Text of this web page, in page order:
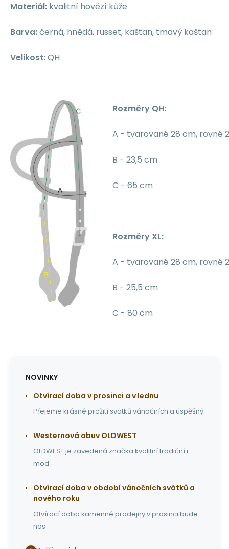
Materiál: kvalitní hovězí kůže
Barva:černá, hnědá, russet, kaštan, tmavý kaštan
Velikost:QH
Rozměry QH:
A - tvarované 28 cm, rovné
B - 23,5 cm
C - 65 cm
Rozměry XL:
A - tvarované 28 cm, rovné
B - 25,5 cm
C - 80 cm
NOVINKY
Otvírací doba v prosinci a v lednu
Přejeme krásné prožití svátků vánočních a úspěšný
Westernová obuv OLDWEST
OLDWEST je zavedená značka kvalitní tradiční i
mod
Otvírací doba v období vánočních svátků a
nového roku
Otvírací doba kamenné prodejny v prosinci bude
nás